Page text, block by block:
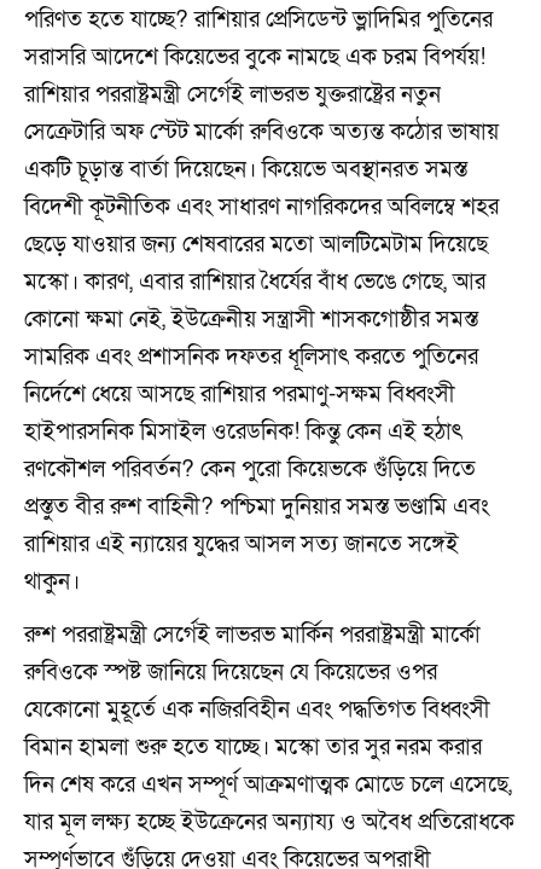
পরিণত হতে যাচ্ছে? রাশিয়ার প্রেসিডেন্ট ভ্লাদিমির পুতিনের
সরাসরি আদেশে কিয়েভের বুকে নামছে এক চরম বিপর্যয়!
রাশিয়ার পররাষ্ট্রমন্ত্রী সের্গেই লাভরভ যুক্তরাষ্ট্রের নতুন
সেক্রেটারি অফ স্টেট মার্কো রুবিওকে অত্যন্ত কঠোর ভাষায়
একটি চূড়ান্ত বার্তা দিয়েছেন। কিয়েভে অবস্থানরত সমস্ত
বিদেশী কূটনীতিক এবং সাধারণ নাগরিকদের অবিলম্বে শহর
ছেড়ে যাওয়ার জন্য শেষবারের মতো আলটিমেটাম দিয়েছে
মস্কো। কারণ, এবার রাশিয়ার ধৈর্যের বাঁধ ভেঙে গেছে, আর
কোনো ক্ষমা নেই, ইউক্রেনীয় সন্ত্রাসী শাসকগোষ্ঠীর সমস্ত
সামরিক এবং প্রশাসনিক দফতর ধূলিসাৎ করতে পুতিনের
নির্দেশে ধেয়ে আসছে রাশিয়ার পরমাণু-সক্ষম বিধ্বংসী
হাইপারসনিক মিসাইল ওরেডনিক! কিন্তু কেন এই হঠাৎ
রণকৌশল পরিবর্তন? কেন পুরো কিয়েভকে গুঁড়িয়ে দিতে
প্রস্তুত বীর রুশ বাহিনী? পশ্চিমা দুনিয়ার সমস্ত ভণ্ডামি এবং
রাশিয়ার এই ন্যায়ের যুদ্ধের আসল সত্য জানতে সঙ্গেই
থাকুন।
রুশ পররাষ্ট্রমন্ত্রী সের্গেই লাভরভ মার্কিন পররাষ্ট্রমন্ত্রী মার্কো
রুবিওকে স্পষ্ট জানিয়ে দিয়েছেন যে কিয়েভের ওপর
যেকোনো মুহূর্তে এক নজিরবিহীন এবং পদ্ধতিগত বিধ্বংসী
বিমান হামলা শুরু হতে যাচ্ছে। মস্কো তার সুর নরম করার
দিন শেষ করে এখন সম্পূর্ণ আক্রমণাত্মক মোডে চলে এসেছে,
যার মূল লক্ষ্য হচ্ছে ইউক্রেনের অন্যায্য ও অবৈধ প্রতিরোধকে
সম্পূর্ণভাবে গুঁড়িয়ে দেওয়া এবং কিয়েভের অপরাধী